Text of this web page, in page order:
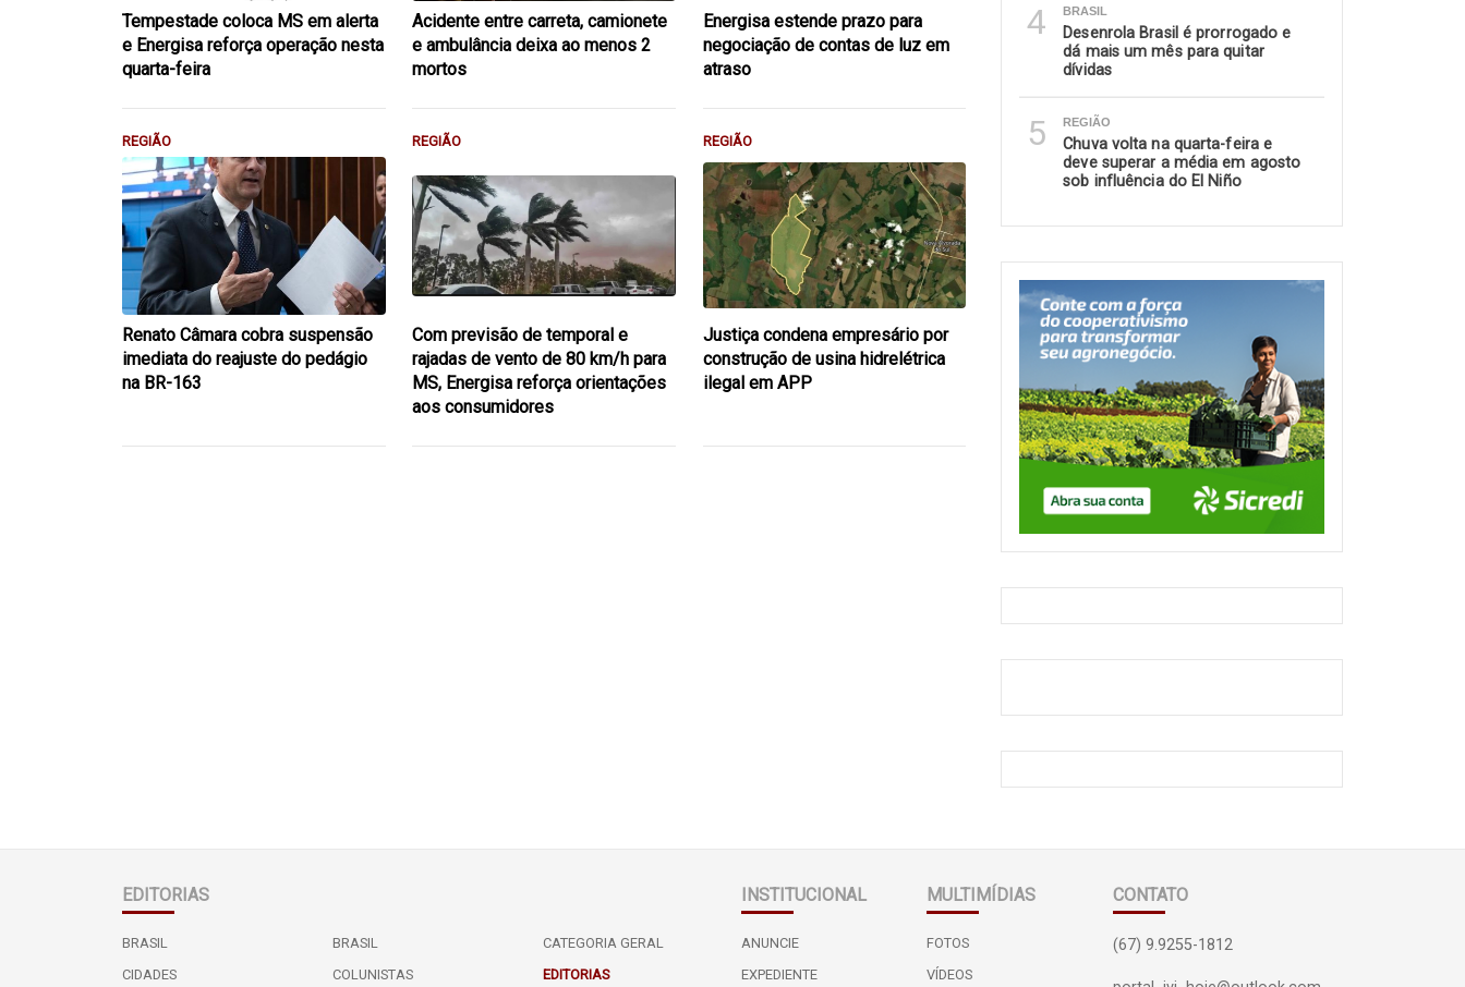
4 BRASIL
Desenrola Brasil é prorrogado e
dá mais um mês para quitar
dívidas
5 REGIÃO
Chuva volta na quarta-feira e
deve superar a média em agosto
sob influência do El Niño
Tempestade coloca MS em alerta
e Energisa reforça operação nesta
quarta-feira
Acidente entre carreta, camionete
e ambulância deixa ao menos 2
mortos
Energisa estende prazo para
negociação de contas de luz em
atraso
REGIÃO
Renato Câmara cobra suspensão
imediata do reajuste do pedágio
na BR-163
REGIÃO
Com previsão de temporal e
rajadas de vento de 80 km/h para
MS, Energisa reforça orientações
aos consumidores
REGIÃO
Justiça condena empresário por
construção de usina hidrelétrica
ilegal em APP
EDITORIAS
BRASIL BRASIL
CATEGORIA GERAL
CIDADES
COLUNISTAS EDITORIAS
INSTITUCIONAL
ANUNCIE
EXPEDIENTE
MULTIMÍDIAS
FOTOS
VÍDEOS
CONTATO
(67) 9.9255-1812